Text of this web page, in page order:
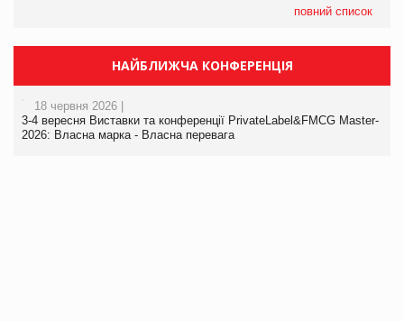
повний список
НАЙБЛИЖЧА КОНФЕРЕНЦІЯ
18 червня 2026 |
3-4 вересня Виставки та конференції PrivateLabel&FMCG Master-
2026: Власна марка - Власна перевага